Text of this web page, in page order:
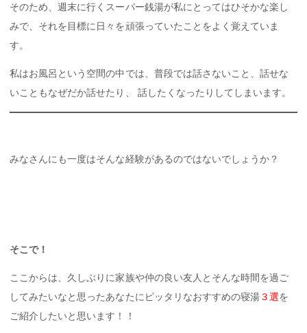
そのため、週末に行くスーパー銭湯が私にとってはひそかな楽し
みで、それを目標に日々を頑張っていたことをよく覚えていま
す。
私はお風呂という空間の中では、普段では話さないこと、話せな
いこともなぜだか話せたり、 話したくなったりしてしまいます。
みなさんにも一度はそんな経験があるのではないでしょうか？
そこで！
ここからは、久しぶりに家族や仲の良い友人とそんな時間を過ご
してみたいなと思ったあなたにピッタリなおすすめの寝湯３選を
ご紹介したいと思います！！